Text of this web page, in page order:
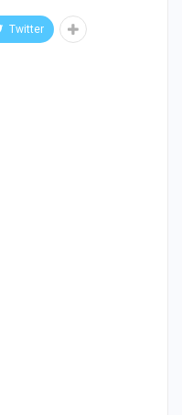
Twitter